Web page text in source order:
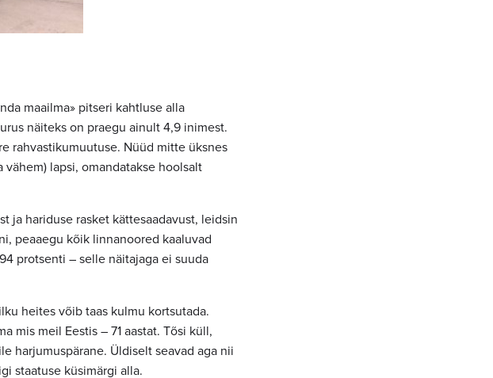
maailma» pitseri kahtluse alla
näiteks on praegu ainult 4,9 inimest.
rahvastikumuutuse. Nüüd mitte üksnes
lapsi, omandatakse hoolsalt
ja hariduse rasket kättesaadavust, leidsin
peaaegu kõik linnanoored kaaluvad
protsenti – selle näitajaga ei suuda
heites võib taas kulmu kortsutada.
mis meil Eestis – 71 aastat. Tõsi küll,
harjumuspärane. Üldiselt seavad aga nii
staatuse küsimärgi alla.